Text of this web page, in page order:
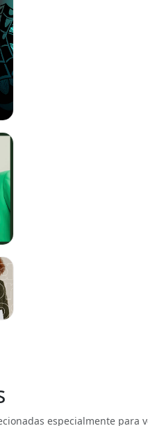
especialmente para